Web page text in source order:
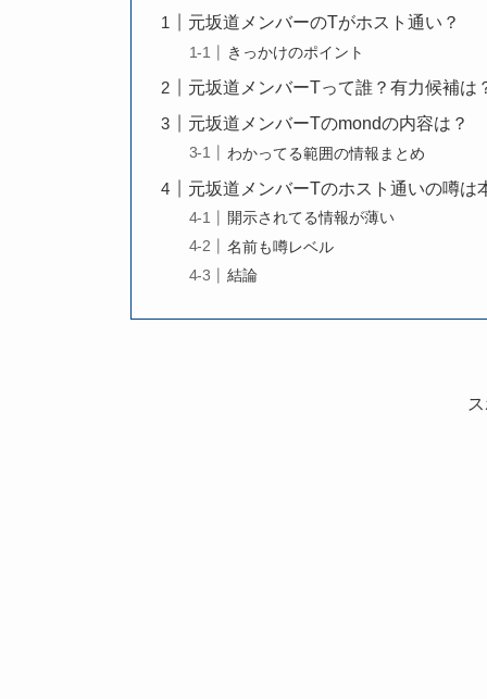
元坂道メンバーのTがホスト通い？
きっかけのポイント
元坂道メンバーTって誰？有力候補は
元坂道メンバーTのmondの内容は？
わかってる範囲の情報まとめ
元坂道メンバーTのホスト通いの噂は
開示されてる情報が薄い
名前も噂レベル
結論